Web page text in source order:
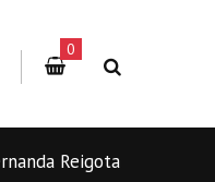
0
Reigota